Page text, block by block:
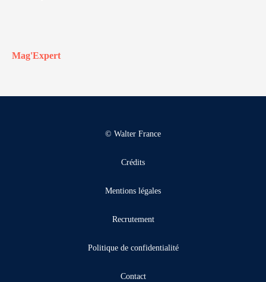
Mag'Expert
© Walter France
Crédits
Mentions légales
Recrutement
Politique de confidentialité
Contact